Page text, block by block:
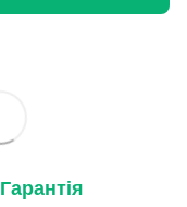
Гарантія